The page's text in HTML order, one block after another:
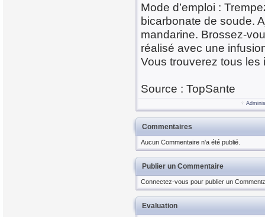
Mode d’emploi :
bicarbonate de soude.
mandarine. Brossez-
réalisé avec une
Vous trouverez tous
Source : TopSante
Commentaires
Aucun Commentaire n'a été publié.
Publier un Commentaire
Connectez-vous pour publier un
Evaluation